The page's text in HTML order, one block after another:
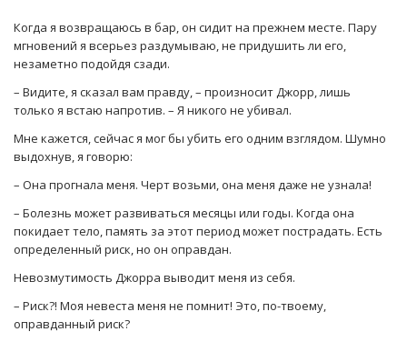
Когда я возвращаюсь в бар, он сидит на прежнем месте. Пару
мгновений я всерьез раздумываю, не придушить ли его,
незаметно подойдя сзади.
– Видите, я сказал вам правду, – произносит Джорр, лишь
только я встаю напротив. – Я никого не убивал.
Мне кажется, сейчас я мог бы убить его одним взглядом. Шумно
выдохнув, я говорю:
– Она прогнала меня. Черт возьми, она меня даже не узнала!
– Болезнь может развиваться месяцы или годы. Когда она
покидает тело, память за этот период может пострадать. Есть
определенный риск, но он оправдан.
Невозмутимость Джорра выводит меня из себя.
– Риск?! Моя невеста меня не помнит! Это, по-твоему,
оправданный риск?